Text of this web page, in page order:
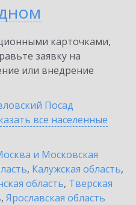
карточками,
заявку на
или внедрение
Посад
все населенные
и Московская
, Калужская область,
область, Тверская
, Ярославская область